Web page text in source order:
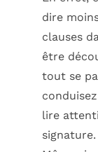
dire
clauses
être
tout se
lire
signature.